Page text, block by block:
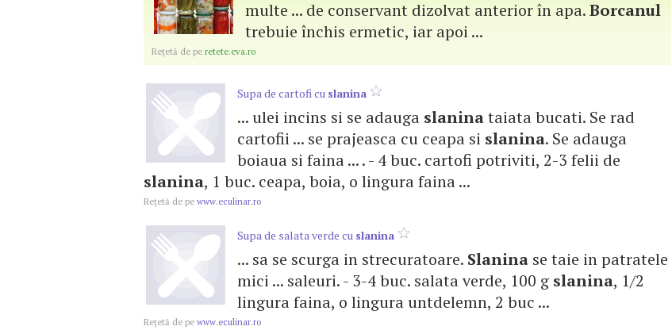
multe ... de conservant dizolvat anterior în apa.Borcanul
trebuie închis ermetic, iar apoi ...
Reţetă de pe retete.eva.ro
Supa de cartofi cu slanina
... ulei incins si se adauga slaninataiata bucati. Se rad
cartofii ... se prajeasca cu ceapa si slanina. Se adauga
boiaua si faina ... . - 4 buc. cartofi potriviti, 2-3 felii de
slanina, 1 buc. ceapa, boia, o lingura faina ...
Reţetă de pe www.eculinar.ro
Supa de salata verde cu slanina
... sa se scurga in strecuratoare. Slanina se taie in patratele
mici ... saleuri. - 3-4 buc. salata verde, 100 g slanina, 1/2
lingura faina, o lingura untdelemn, 2 buc ...
Reţetă de pe www.eculinar.ro